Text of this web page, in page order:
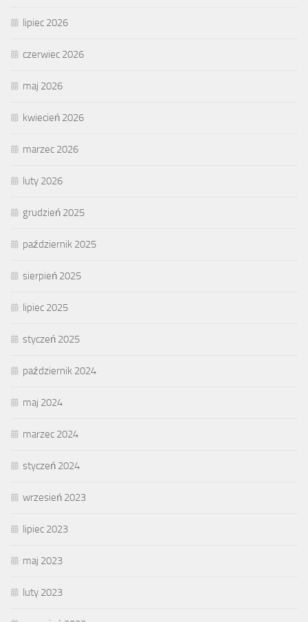
lipiec 2026
czerwiec 2026
maj 2026
kwiecień 2026
marzec 2026
luty 2026
grudzień 2025
październik 2025
sierpień 2025
lipiec 2025
styczeń 2025
październik 2024
maj 2024
marzec 2024
styczeń 2024
wrzesień 2023
lipiec 2023
maj 2023
luty 2023